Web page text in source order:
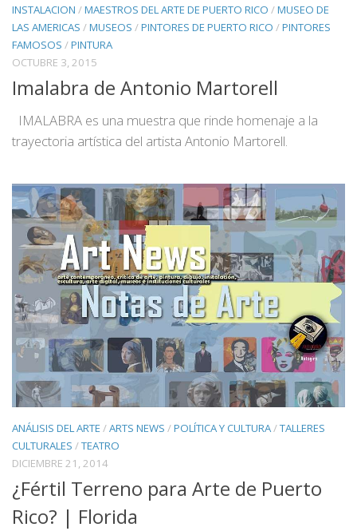
INSTALACION /MAESTROS DEL ARTE DE PUERTO RICO /MUSEO DE
LAS AMERICAS /MUSEOS /PINTORES DE PUERTO RICO /PINTORES
FAMOSOS /PINTURA
OCTUBRE 3, 2015
Imalabra de Antonio Martorell
IMALABRA es una muestra que rinde homenaje a la
trayectoria artística del artista Antonio Martorell.
ANÁLISIS DEL ARTE /ARTS NEWS /POLÍTICA Y CULTURA/TALLERES
CULTURALES /TEATRO
DICIEMBRE 21, 2014
¿Fértil Terreno para Arte de Puerto
Rico? | Florida